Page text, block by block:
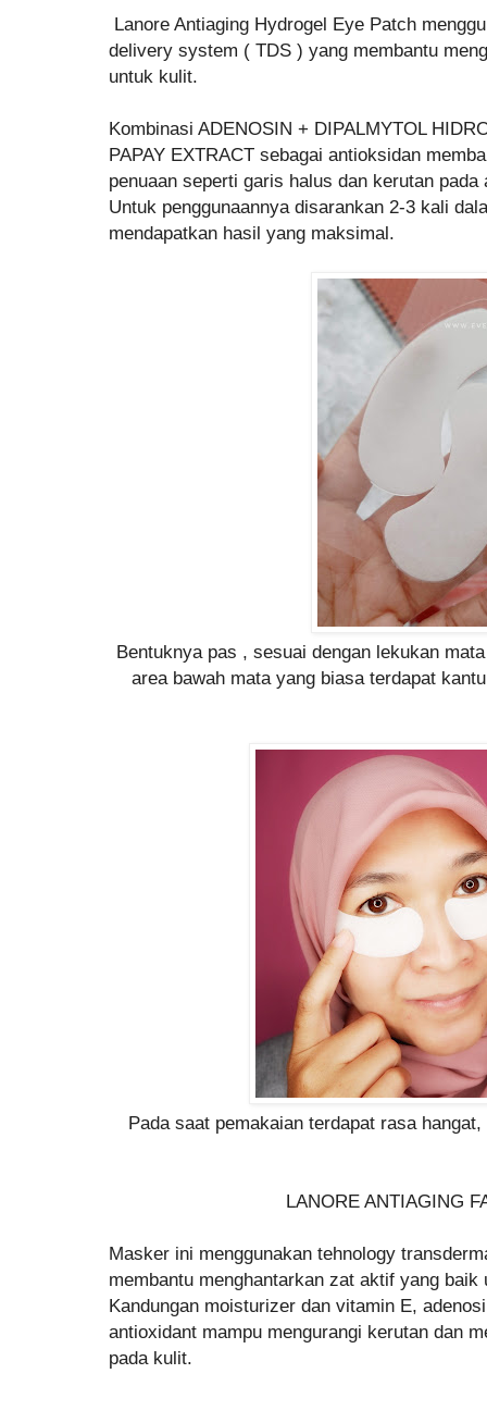
Lanore Antiaging Hydrogel Eye Patch
delivery system ( TDS ) yang membantu
untuk kulit.
Kombinasi ADENOSIN + DIPALMYTOL
PAPAY EXTRACT sebagai antioksidan
penuaan seperti garis halus dan kerutan
Untuk penggunaannya disarankan 2-3 kali
mendapatkan hasil yang maksimal.
Bentuknya pas , sesuai dengan lekukan
area bawah mata yang biasa terdapat
Pada saat pemakaian terdapat rasa
LANORE ANTIAGING
Masker ini menggunakan tehnology
membantu menghantarkan zat aktif yang
Kandungan moisturizer dan vitamin E,
antioxidant mampu mengurangi kerutan dan
pada kulit.